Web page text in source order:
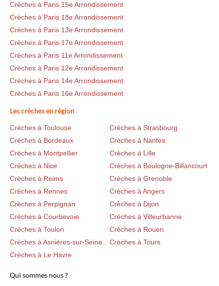
Crèches à Paris 15e Arrondissement
Crèches à Paris 18e Arrondissement
Crèches à Paris 13e Arrondissement
Crèches à Paris 17e Arrondissement
Crèches à Paris 11e Arrondissement
Crèches à Paris 12e Arrondissement
Crèches à Paris 14e Arrondissement
Crèches à Paris 16e Arrondissement
Les crèches en région
Crèches à Toulouse
Crèches à Strasbourg
Crèches à Bordeaux
Crèches à Nantes
Crèches à Montpellier
Crèches à Lille
Crèches à Nice
Crèches à Boulogne-Billancourt
Crèches à Reims
Crèches à Grenoble
Crèches à Rennes
Crèches à Angers
Crèches à Perpignan
Crèches à Dijon
Crèches à Courbevoie
Crèches à Villeurbanne
Crèches à Toulon
Crèches à Rouen
Crèches à Asnières-sur-Seine
Crèches à Tours
Crèches à Le Havre
Qui sommes nous ?